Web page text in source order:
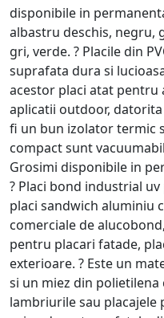
disponibile in
albastru deschis, negru,
gri, verde. ? Placile din
suprafata dura si
acestor placi atat pentru
aplicatii outdoor,
fi un bun izolator termic
compact sunt
Grosimi disponibile in
? Placi bond industrial
placi sandwich aluminiu
comerciale de
pentru placari fatade,
exterioare. ? Este un
si un miez din polietilena
lambriurile sau placajele